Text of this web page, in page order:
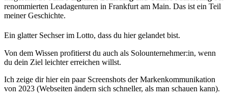
renommierten Leadagenturen in Frankfurt am Main. Das ist ein Teil
meiner Geschichte.
Ein glatter Sechser im Lotto, dass du hier gelandet bist.
Von dem Wissen profitierst du auch als Solounternehmer:in, wenn
du dein Ziel leichter erreichen willst.
Ich zeige dir hier ein paar Screenshots der Markenkommunikation
von 2023 (Webseiten ändern sich schneller, als man schauen kann).